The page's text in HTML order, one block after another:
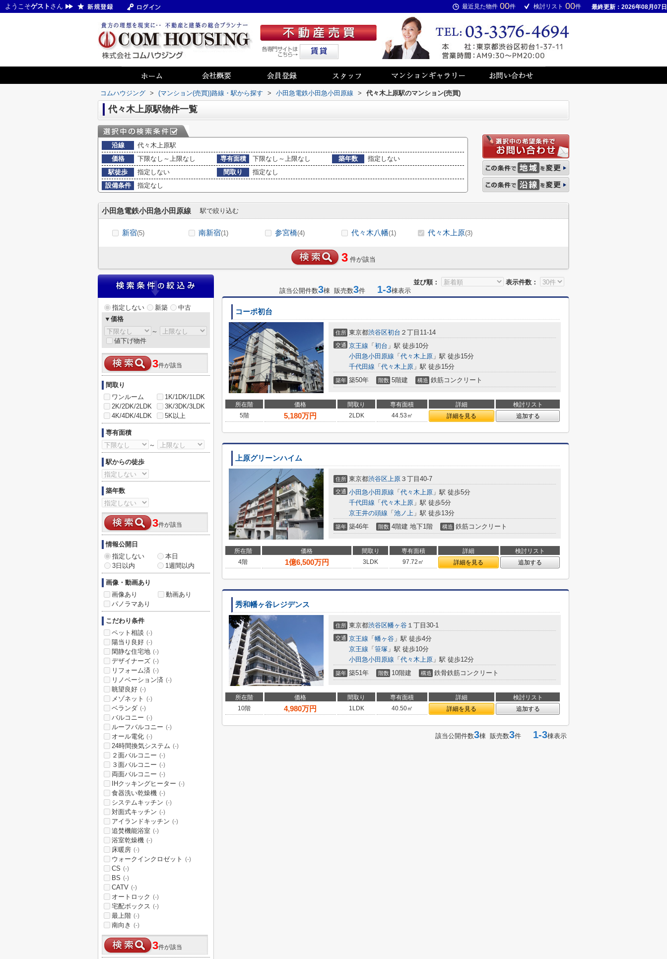
ようこそゲスト さん 最近見た物件 00件 検討リスト 00件 最終更新：2026年08月07日
コムハウジング > (マンション(売買))路線・駅から探す > 小田急電鉄小田急小田原線 > 代々木上原駅のマンション(売買)
代々木上原駅物件一覧
沿線
代々木上原駅
価格
下限なし～上限なし 専有面積 下限なし～上限なし 築年数
指定しない
駅徒歩
指定しない 間取り
指定なし
設備条件
指定なし
小田急電鉄小田急小田原線 駅で絞り込む
新宿(5) 南新宿(1) 参宮橋(4) 代々木八幡(1) 代々木上原(3)
3 件が該当
並び順：
表示件数：
該当公開件数3棟 販売数3件 1-3棟表示
コーポ初台
住所 東京都渋谷区初台 ２丁目11-14
交通 京王線 「 初台 」駅 徒歩10分
小田急小田原線 「 代々木上原 」駅 徒歩15分
千代田線 「 代々木上原 」駅 徒歩15分
築年 築50年 階数 5階建 構造 鉄筋コンクリート
所在階 価格 間取り 専有面積 詳細
検討リスト
5階
5,180万円 2LDK 44.53㎡ 詳細を見る 追加する
上原グリーンハイム
住所 東京都渋谷区上原 ３丁目40-7
交通 小田急小田原線 「 代々木上原 」駅 徒歩5分
千代田線 「 代々木上原 」駅 徒歩5分
京王井の頭線 「 池ノ上 」駅 徒歩13分
築年 築46年 階数 4階建 地下1階 構造 鉄筋コンクリート
所在階 価格 間取り 専有面積 詳細
検討リスト
4階
1億6,500万円 3LDK 97.72㎡ 詳細を見る 追加する
秀和幡ヶ谷レジデンス
住所 東京都渋谷区幡ヶ谷 １丁目30-1
交通 京王線 「 幡ヶ谷 」駅 徒歩4分
京王線 「 笹塚 」駅 徒歩10分
小田急小田原線 「 代々木上原 」駅 徒歩12分
築年 築51年 階数 10階建 構造 鉄骨鉄筋コンクリート
所在階 価格 間取り 専有面積 詳細
検討リスト
10階
4,980万円 1LDK 40.50㎡ 詳細を見る 追加する
該当公開件数3棟 販売数3件 1-3棟表示
指定しない 新築
中古
▼価格
～
値下げ物件
3件が該当
間取り
ワンルーム
1K/1DK/1LDK
2K/2DK/2LDK
3K/3DK/3LDK
4K/4DK/4LDK
5K以上
専有面積
～
駅からの徒歩
築年数
3件が該当
情報公開日
指定しない
本日
3日以内
1週間以内
画像・動画あり
画像あり
動画あり
パノラマあり
こだわり条件
ペット相談 (-)
陽当り良好 (-)
閑静な住宅地 (-)
デザイナーズ (-)
リフォーム済 (-)
リノベーション済 (-)
眺望良好 (-)
メゾネット (-)
ベランダ (-)
バルコニー (-)
ルーフバルコニー (-)
オール電化 (-)
24時間換気システム (-)
２面バルコニー (-)
３面バルコニー (-)
両面バルコニー (-)
IHクッキングヒーター (-)
食器洗い乾燥機 (-)
システムキッチン (-)
対面式キッチン (-)
アイランドキッチン (-)
追焚機能浴室 (-)
浴室乾燥機 (-)
床暖房 (-)
ウォークインクロゼット (-)
CS (-)
BS (-)
CATV (-)
オートロック (-)
宅配ボックス (-)
最上階 (-)
南向き (-)
3件が該当